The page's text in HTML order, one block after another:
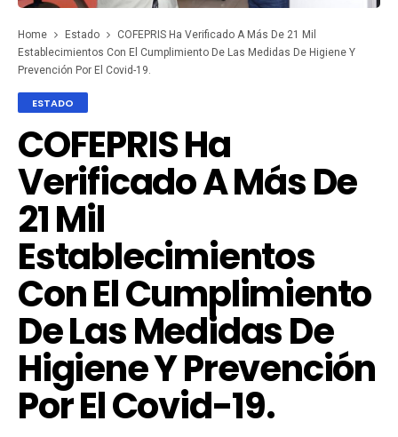
Home Estado
COFEPRIS Ha Verificado A Más De 21 Mil
Establecimientos Con El Cumplimiento De Las Medidas De Higiene Y
Prevención Por El Covid-19.
ESTADO
COFEPRIS Ha
Verificado A Más De
21 Mil
Establecimientos
Con El Cumplimiento
De Las Medidas De
Higiene Y Prevención
Por El Covid-19.